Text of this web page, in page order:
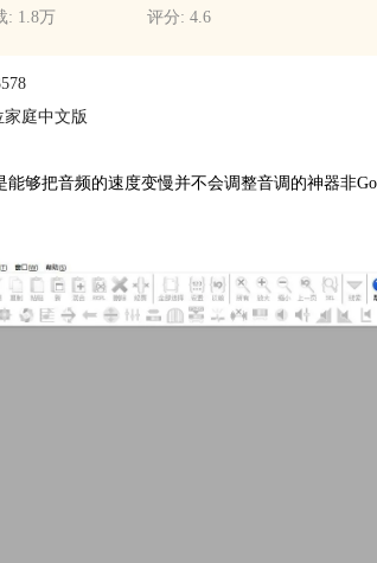
: 1.8万
评分: 4.6
家庭中文版
够把音频的速度变慢并不会调整音调的神器非